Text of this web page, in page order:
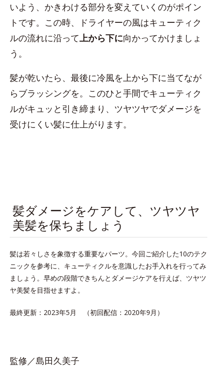
いよう、かきわける部分を変えていくのがポイン
トです。この時、ドライヤーの風はキューティク
ルの流れに沿って上から下に向かってかけましょ
う。
髪が乾いたら、最後に冷風を上から下に当てなが
らブラッシングを。このひと手間でキューティク
ルがキュッと引き締まり、ツヤツヤでダメージを
受けにくい髪に仕上がります。
髪ダメージをケアして、ツヤツヤ
美髪を保ちましょう
髪は若々しさを象徴する重要なパーツ。今回ご紹介した10のテク
ニックを参考に、キューティクルを意識したお手入れを行ってみ
ましょう。早めの段階できちんとダメージケアを行えば、ツヤツ
ヤ美髪を目指せますよ。
最終更新：2023年5月 （初回配信：2020年9月）
監修／島田久美子